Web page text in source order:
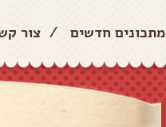
מתכונים חדשים / צור